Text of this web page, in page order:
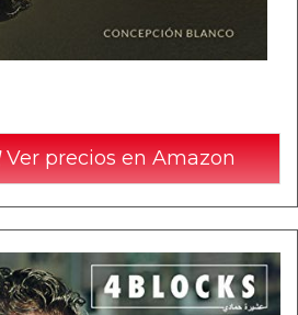
Ver precios en Amazon